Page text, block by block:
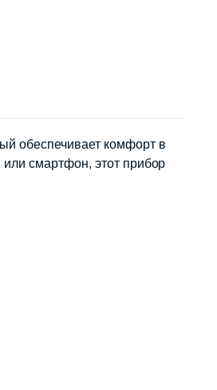
обеспечивает комфорт в
смартфон, этот прибор